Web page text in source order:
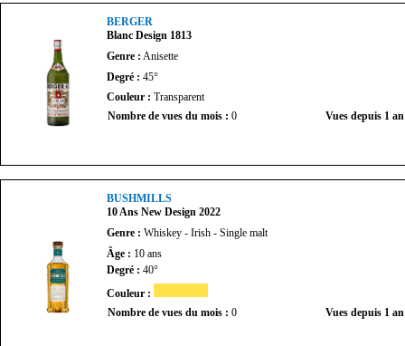
BERGER
Blanc Design 1813
Genre : Anisette
Degré : 45°
Couleur : Transparent
Nombre de vues du mois : 0 Vues depuis 1
BUSHMILLS
10 Ans New Design 2022
Genre : Whiskey - Irish - Single malt
Âge : 10 ans
Degré : 40°
Couleur :
Nombre de vues du mois : 0 Vues depuis 1